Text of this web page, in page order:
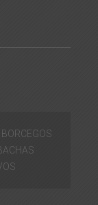
BORCEGOS